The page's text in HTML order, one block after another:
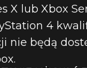
X lub Xbox
4
nie będą